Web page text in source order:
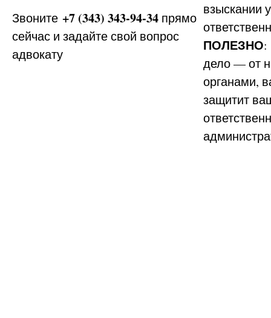
Звоните +7 (343) 343-94-34 прямо
сейчас и задайте свой вопрос
адвокату
взыскании
ПОЛЕЗНО:
дело — от
органами,
защитит